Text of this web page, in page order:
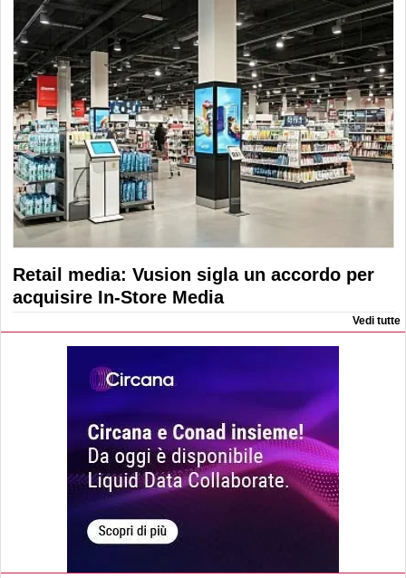
Retail media: Vusion sigla un accordo per
acquisire In-Store Media
Vedi tutte